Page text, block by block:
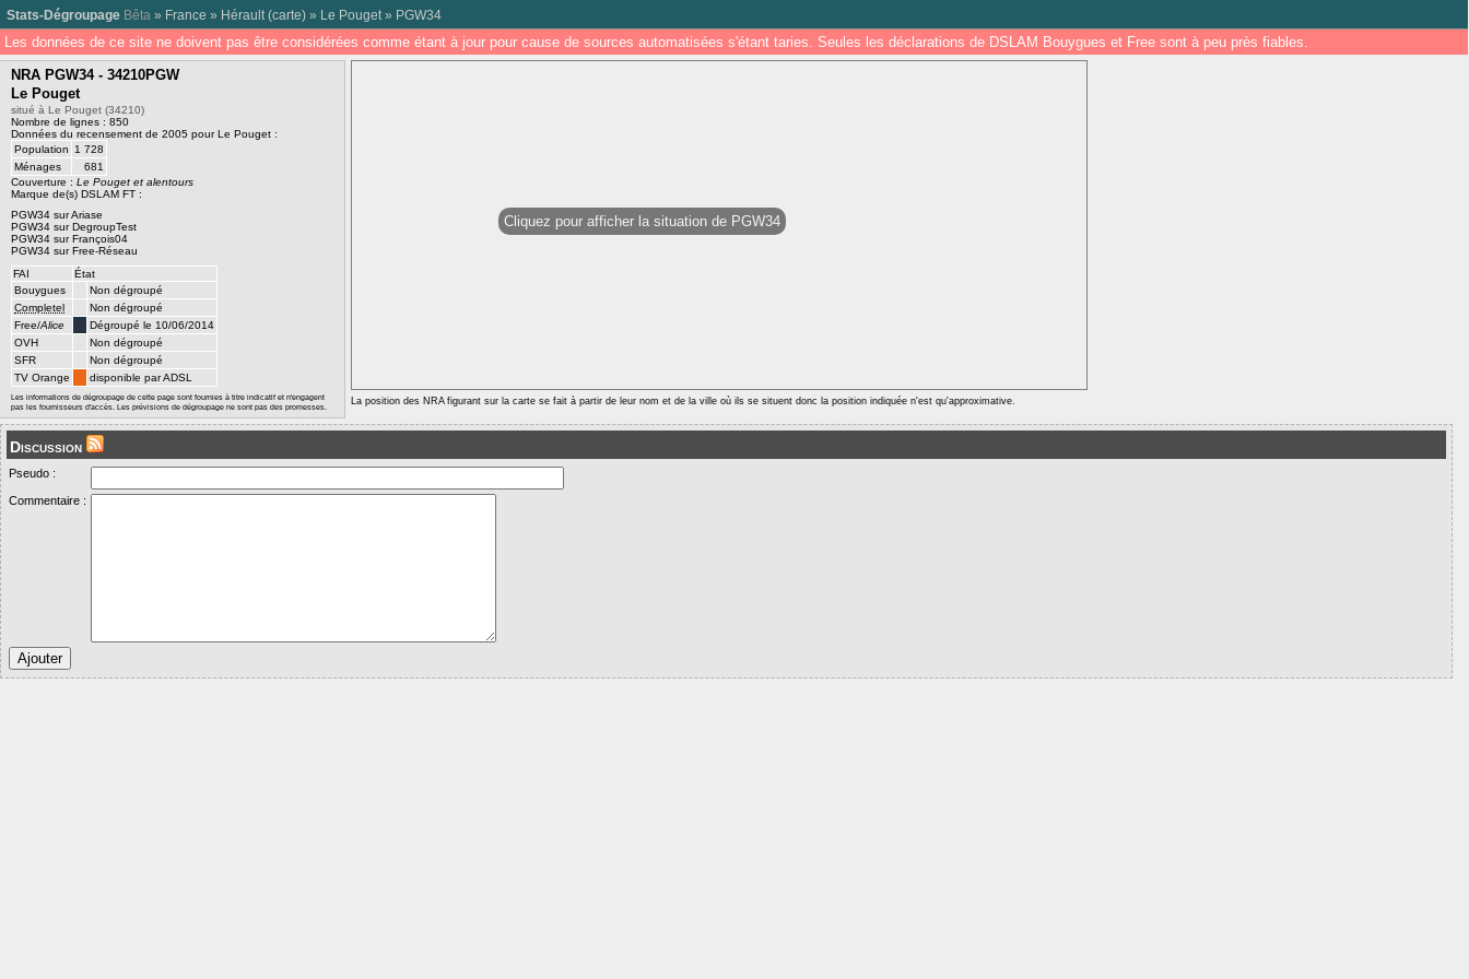
Stats-Dégroupage Bêta » France » Hérault (carte) » Le Pouget » PGW34
Les données de ce site ne doivent pas être considérées comme étant à jour pour cause de sources automatisées s'étant taries. Seules les déclarations de DSLAM Bouygues et Free sont à peu près fiables.
NRA PGW34 - 34210PGW
Le Pouget
situé à Le Pouget (34210)
Nombre de lignes : 850
Données du recensement de 2005 pour Le Pouget :
Population
1 728
Ménages
681
Couverture : Le Pouget et alentours
Marque de(s) DSLAM FT :
PGW34 sur Ariase
PGW34 sur DegroupTest
PGW34 sur François04
PGW34 sur Free-Réseau
FAI
État
Bouygues
Non dégroupé
Completel
Non dégroupé
Free/Alice
Dégroupé le 10/06/2014
OVH
Non dégroupé
SFR
Non dégroupé
TV Orange
disponible par ADSL
Les informations de dégroupage de cette page sont fournies à titre indicatif et n'engagent
pas les fournisseurs d'accès. Les prévisions de dégroupage ne sont pas des promesses.
Cliquez pour afficher la situation de PGW34
La position des NRA figurant sur la carte se fait à partir de leur nom et de la ville où ils se situent donc la position indiquée n'est qu'approximative.
Discussion
Pseudo :
Commentaire :